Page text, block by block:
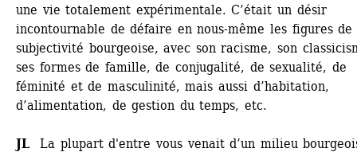
une vie totalement expérimentale. C’était un désir
incontournable de défaire en nous-même les figures de
subjectivité bourgeoise, avec son racisme, son
ses formes de famille, de conjugalité, de sexualité, de
féminité et de masculinité, mais aussi d’habitation,
d’alimentation, de gestion du temps, etc.
JL La plupart d'entre vous venait d’un milieu